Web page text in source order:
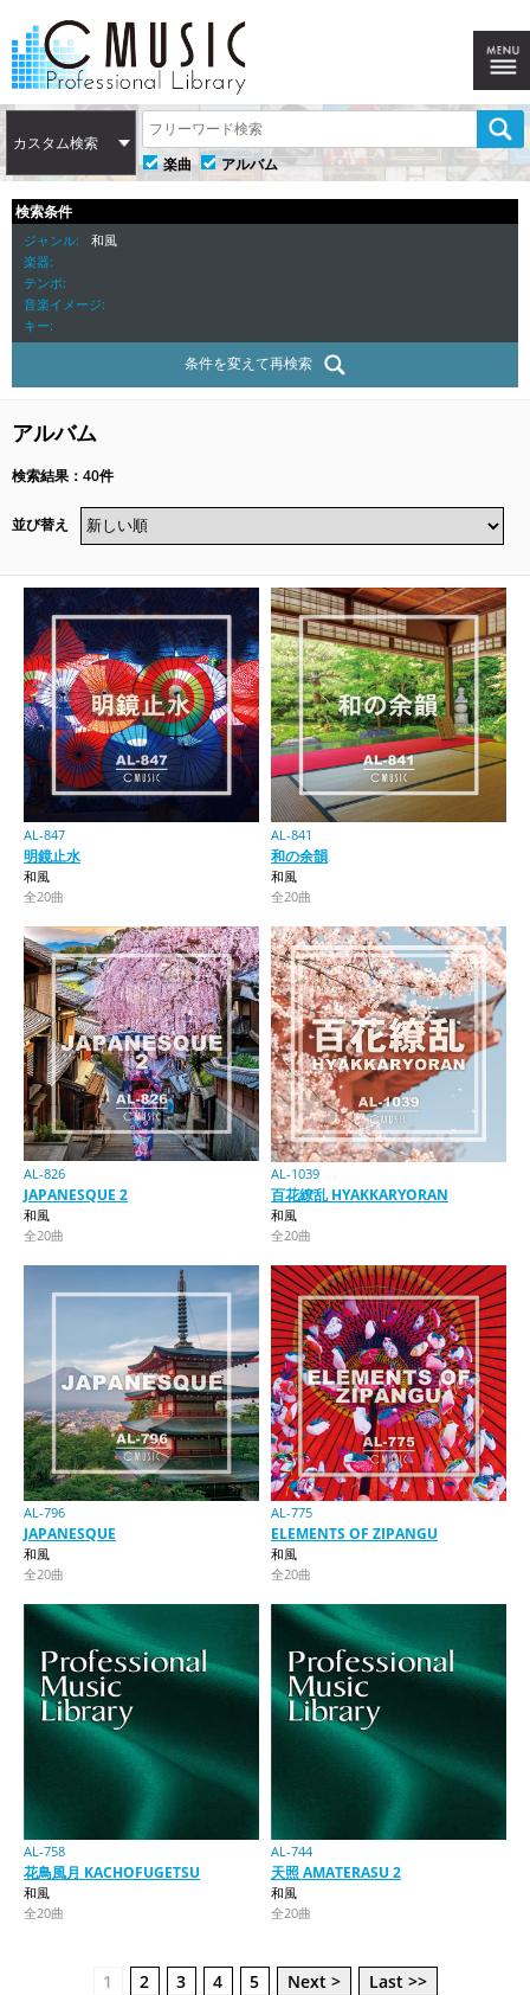
カスタム検索
楽曲
アルバム
検索条件
ジャンル
和風
楽器
テンポ
音楽イメージ
キー
条件を変えて再検索
アルバム
検索結果：40件
並び替え
AL-847
明鏡止水
和風
全20曲
AL-841
和の余韻
和風
全20曲
AL-826
JAPANESQUE 2
和風
全20曲
AL-1039
百花繚乱 HYAKKARYORAN
和風
全20曲
AL-796
JAPANESQUE
和風
全20曲
AL-775
ELEMENTS OF ZIPANGU
和風
全20曲
AL-758
花鳥風月 KACHOFUGETSU
和風
全20曲
AL-744
天照 AMATERASU 2
和風
全20曲
1 2 3 4 5 Next > Last >>